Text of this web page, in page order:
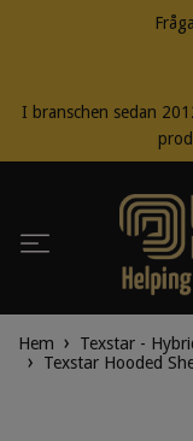
I branschen sedan
Hem Texstar -
Texstar Hooded